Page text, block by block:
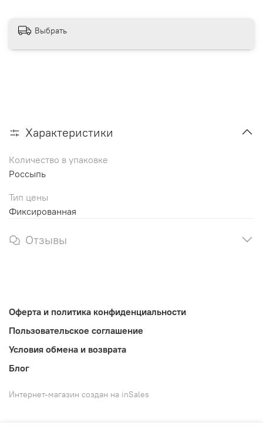
Выбрать
Характеристики
Количество в упаковке
Россыпь
Тип цены
Фиксированная
Отзывы
Оферта и политика конфиденциальности
Пользовательское соглашение
Условия обмена и возврата
Блог
Интернет-магазин создан на inSales